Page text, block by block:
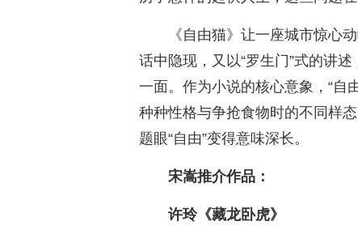
《自由猫》让一座城市惊心
话中隐现，又以“罗生门”式的讲
一面。作为小说的核心意象，“自
种种性格与争抢食物时的不同样
题眼“自由”变得意味深长。
宋嵩推介作品：
许玲《藏龙卧虎》